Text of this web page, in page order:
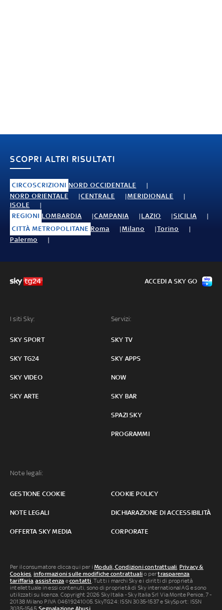
SCOPRI ALTRI RISULTATI
CIRCOSCRIZIONI NORD OCCIDENTALE
NORD ORIENTALE
CENTRALE
MERIDIONALE
ISOLE
REGIONI LOMBARDIA CAMPANIA LAZIO
SICILIA
CITTÀ METROPOLITANE Roma Milano
Torino
Palermo
I siti Sky:
SKY SPORT
SKY TG24
SKY VIDEO
SKY ARTE
Servizi:
SKY TV
SKY APPS
NOW
SKY BAR
SPAZI SKY
PROGRAMMI
Note legali:
GESTIONE COOKIE COOKIE POLICY
NOTE LEGALI DICHIARAZIONE DI ACCESSIBILITÀ
OFFERTA SKY MEDIA CORPORATE
ACCEDI A SKY GO
Per il consumatore clicca qui per iModuli, Condizioni contrattuali, Privacy &
Cookies, informazioni sulle modifiche contrattuali o pertrasparenza
tariffaria,assistenza econtatti. Tutti i marchi Sky e i diritti di proprietà
intellettuale in essi contenuti, sono di proprietà di Sky international AG e sono
utilizzati su licenza. Copyright 2026 Sky Italia - Sky Italia Srl Via Monte Penice, 7 -
20138 Milano P.IVA 04619241005. SkyTG24: ISSN 3035-1537 e SkySport: ISSN
3035-1545.Segnalazione Abusi